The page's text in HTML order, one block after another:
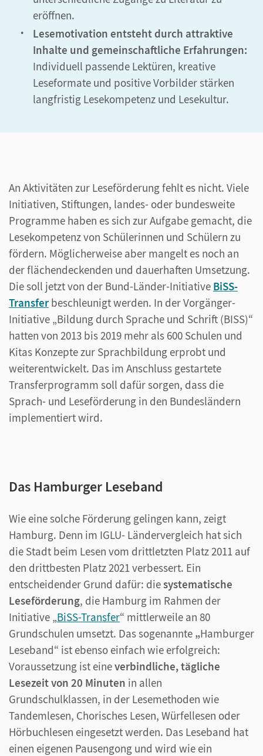
eröffnen.
Lesemotivation entsteht durch attraktive
Inhalte und gemeinschaftliche Erfahrungen:
Individuell passende Lektüren, kreative
Leseformate und positive Vorbilder stärken
langfristig Lesekompetenz und Lesekultur.
An Aktivitäten zur Leseförderung fehlt es nicht. Viele
Initiativen, Stiftungen, landes- oder bundesweite
Programme haben es sich zur Aufgabe gemacht, die
Lesekompetenz von Schülerinnen und Schülern zu
fördern. Möglicherweise aber mangelt es noch an
der flächendeckenden und dauerhaften Umsetzung.
Die soll jetzt von der Bund-Länder-Initiative BiSS-
Transfer beschleunigt werden. In der Vorgänger-
Initiative „Bildung durch Sprache und Schrift (BISS)“
hatten von 2013 bis 2019 mehr als 600 Schulen und
Kitas Konzepte zur Sprachbildung erprobt und
weiterentwickelt. Das im Anschluss gestartete
Transferprogramm soll dafür sorgen, dass die
Sprach- und Leseförderung in den Bundesländern
implementiert wird.
Das Hamburger Leseband
Wie eine solche Förderung gelingen kann, zeigt
Hamburg. Denn im IGLU- Ländervergleich hat sich
die Stadt beim Lesen vom drittletzten Platz 2011 auf
den drittbesten Platz 2021 verbessert. Ein
entscheidender Grund dafür: diesystematische
Leseförderung, die Hamburg im Rahmen der
Initiative „BiSS-Transfer“ mittlerweile an 80
Grundschulen umsetzt. Das sogenannte „Hamburger
Leseband“ ist ebenso einfach wie erfolgreich:
Voraussetzung ist eineverbindliche, tägliche
Lesezeit von 20 Minuten in allen
Grundschulklassen, in der Lesemethoden wie
Tandemlesen, Chorisches Lesen, Würfellesen oder
Hörbuchlesen eingesetzt werden. Das Leseband hat
einen eigenen Pausengong und wird wie ein